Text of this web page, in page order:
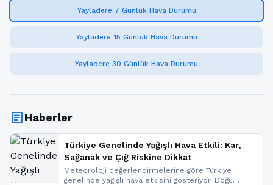
Yayladere 7 Günlük Hava Durumu
Yayladere 15 Günlük Hava Durumu
Yayladere 30 Günlük Hava Durumu
articleHaberler
Türkiye Genelinde Yağışlı Hava Etkili: Kar,
Sağanak ve Çığ Riskine Dikkat
Meteoroloji değerlendirmelerine göre Türkiye
genelinde yağışlı hava etkisini gösteriyor. Doğu